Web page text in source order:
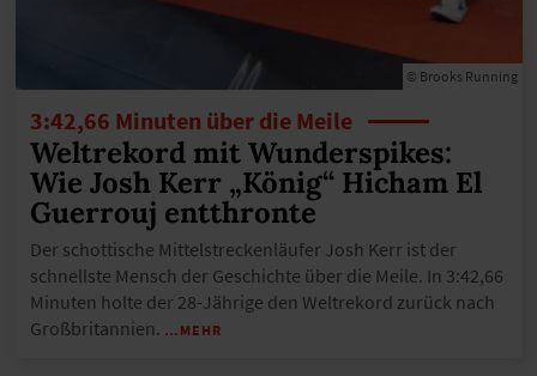
© Brooks Running
3:42,66 Minuten über die Meile
Weltrekord mit Wunderspikes:
Wie Josh Kerr „König“ Hicham El
Guerrouj entthronte
Der schottische Mittelstreckenläufer Josh Kerr ist der
schnellste Mensch der Geschichte über die Meile. In 3:42,66
Minuten holte der 28-Jährige den Weltrekord zurück nach
Großbritannien. …MEHR